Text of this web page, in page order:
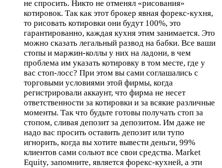
не спросить. Никто не отменял «рисования»
котировок. Так как этот брокер явная форекс-кухня,
то рисовать котировки они будут 100%, это
гарантированно, каждая кухня этим занимается. Это
можно сказать легальный развод на бабки. Все ваши
стопы и маржин-коллы у них на ладони, в чем
проблема им указать котировку в том месте, где у
вас стоп-лосс? При этом вы сами соглашались с
торговыми условиями этой фирмы, когда
регистрировали аккаунт, что фирма не несет
ответственности за котировки и за всякие различные
моменты. Так что будьте готовы получать стоп за
стопом, сливая депозит за депозитом. Им даже не
надо вас просить оставить депозит или тупо
игнорить, когда вы хотите вывести деньги, 99%
клиентов сами сольют все свои средства. Market
Equity, запомните, является форекс-кухней, а эти